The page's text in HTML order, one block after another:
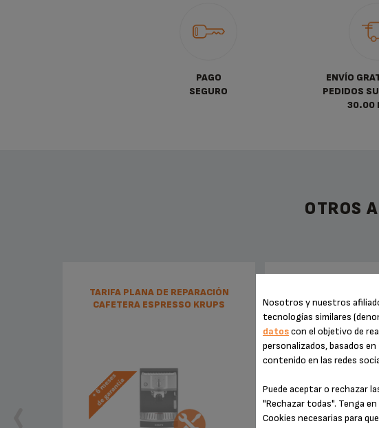
PAGO
SEGURO
ENVÍO
PEDIDOS
30.00
OTROS
TARIFA PLANA DE REPARACIÓN
CAFETERA ESPRESSO KRUPS
Nosotros y nuestros
tecnologías similares
datoscon el objetivo de
personalizados, basados
contenido en las redes
Puede aceptar o rechazar
"Rechazar todas". Tenga
Cookies necesarias para